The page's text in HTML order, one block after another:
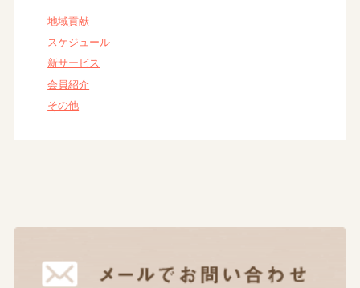
地域貢献
スケジュール
新サービス
会員紹介
その他